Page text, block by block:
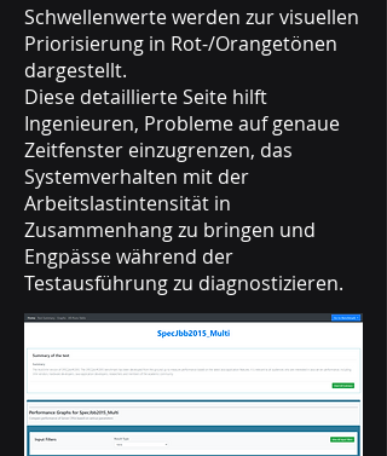
Schwellenwerte werden zur visuellen
Priorisierung in Rot-/Orangetönen
dargestellt.
Diese detaillierte Seite hilft
Ingenieuren, Probleme auf genaue
Zeitfenster einzugrenzen, das
Systemverhalten mit der
Arbeitslastintensität in
Zusammenhang zu bringen und
Engpässe während der
Testausführung zu diagnostizieren.